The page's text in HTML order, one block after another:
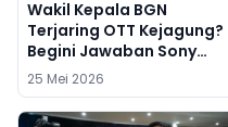
Wakil Kepala BGN
Terjaring OTT Kejagung?
Begini Jawaban Sony
Sonjaya
25 Mei 2026